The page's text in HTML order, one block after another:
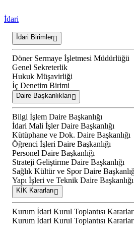
İdari
İdari Birimler
Döner Sermaye İşletmesi Müdürlüğü
Genel Sekreterlik
Hukuk Müşavirliği
İç Denetim Birimi
Daire Başkanlıkları
Bilgi İşlem Daire Başkanlığı
İdari Mali İşler Daire Başkanlığı
Kütüphane ve Dok. Daire Başkanlığı
Öğrenci İşleri Daire Başkanlığı
Personel Daire Başkanlığı
Strateji Geliştirme Daire Başkanlığı
Sağlık Kültür ve Spor Daire
Yapı İşleri ve Teknik Daire Başkanlığı
KİK Kararları
Kurum İdari Kurul Toplantısı
Kurum İdari Kurul Toplantısı